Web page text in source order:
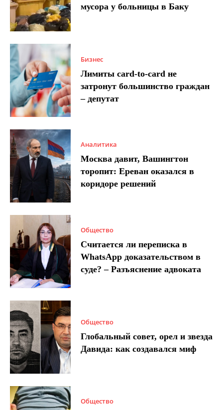
мусора у больницы в Баку
Бизнес
Лимиты card-to-card не
затронут большинство граждан
– депутат
Аналитика
Москва давит, Вашингтон
торопит: Ереван оказался в
коридоре решений
Общество
Считается ли переписка в
WhatsApp доказательством в
суде? – Разъяснение адвоката
Общество
Глобальный совет, орел и звезда
Давида: как создавался миф
Общество